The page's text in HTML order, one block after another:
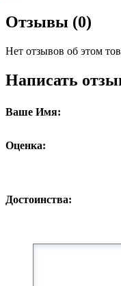
Отзывы (0)
Нет отзывов об этом
Написать
Ваше Имя:
Оценка:
Достоинства: